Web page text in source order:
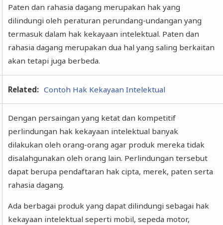
Paten dan rahasia dagang merupakan hak yang
dilindungi oleh peraturan perundang-undangan yang
termasuk dalam hak kekayaan intelektual. Paten dan
rahasia dagang merupakan dua hal yang saling berkaitan
akan tetapi juga berbeda.
Related: Contoh Hak Kekayaan Intelektual
Dengan persaingan yang ketat dan kompetitif
perlindungan hak kekayaan intelektual banyak
dilakukan oleh orang-orang agar produk mereka tidak
disalahgunakan oleh orang lain. Perlindungan tersebut
dapat berupa pendaftaran hak cipta, merek, paten serta
rahasia dagang.
Ada berbagai produk yang dapat dilindungi sebagai hak
kekayaan intelektual seperti mobil, sepeda motor,